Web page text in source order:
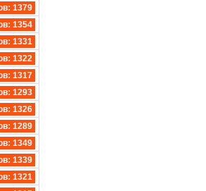
1379
1354
1331
1322
1317
1293
1326
1289
1349
1339
1321